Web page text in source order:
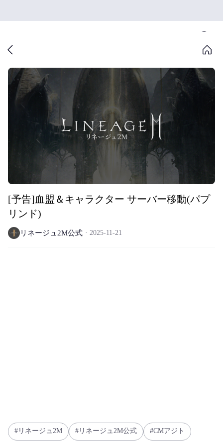
[予告]血盟＆キャラクター サーバー移動(パプ
リンド)
リネージュ2M公式 2025-11-21
リネージュ2M リネージュ2M公式 CMアジト